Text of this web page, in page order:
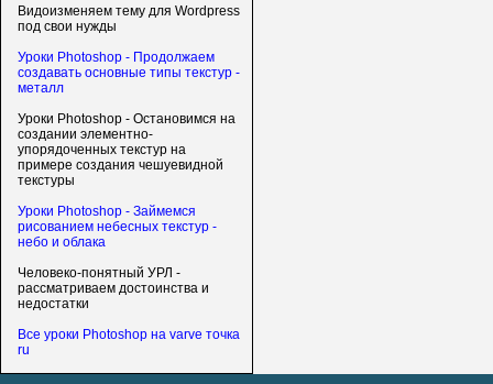
Видоизменяем тему для Wordpress
под свои нужды
Уроки Photoshop - Продолжаем
создавать основные типы текстур -
металл
Уроки Photoshop - Остановимся на
создании элементно-
упорядоченных текстур на
примере создания чешуевидной
текстуры
Уроки Photoshop - Займемся
рисованием небесных текстур -
небо и облака
Человеко-понятный УРЛ -
рассматриваем достоинства и
недостатки
Все уроки Photoshop на varve точка
ru